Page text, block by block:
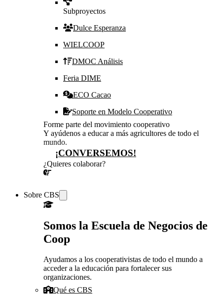
Subproyectos
Dulce Esperanza
WIELCOOP
DMOC Análisis
Feria DIME
ECO Cacao
Soporte en Modelo Cooperativo
Forme parte del movimiento cooperativo
Y ayúdenos a educar a más agricultores de todo el
mundo.
¡CONVERSEMOS!
¿Quieres colaborar?
Sobre CBS
Somos la Escuela de Negocios de
Coop
Ayudamos a los cooperativistas de todo el mundo a
acceder a la educación para fortalecer sus
organizaciones.
Qué es CBS